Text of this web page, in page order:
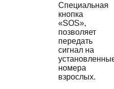
Специальная
кнопка
«SOS»,
позволяет
передать
сигнал на
номера
взрослых.